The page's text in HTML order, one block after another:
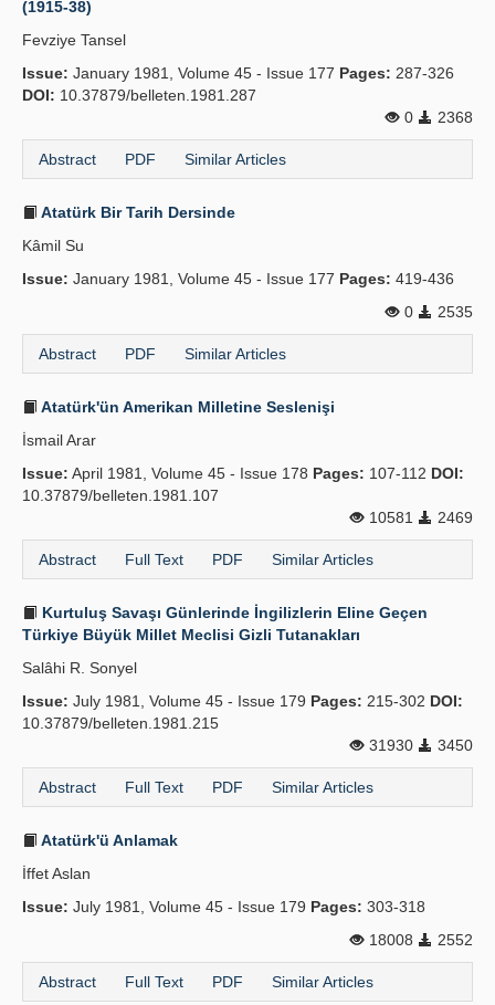
Guidelines
(1915-38)
Fevziye Tansel
Issue: January 1981, Volume 45 - Issue 177 Pages: 287-326
DOI: 10.37879/belleten.1981.287
0
2368
Abstract PDF Similar Articles
Atatürk Bir Tarih Dersinde
Kâmil Su
Issue: January 1981, Volume 45 - Issue 177 Pages: 419-436
0
2535
Abstract PDF Similar Articles
Atatürk'ün Amerikan Milletine Seslenişi
İsmail Arar
Issue: April 1981, Volume 45 - Issue 178 Pages: 107-112 DOI:
10.37879/belleten.1981.107
10581
2469
Abstract Full Text PDF Similar Articles
Kurtuluş Savaşı Günlerinde İngilizlerin Eline Geçen
Türkiye Büyük Millet Meclisi Gizli Tutanakları
Salâhi R. Sonyel
Issue: July 1981, Volume 45 - Issue 179 Pages: 215-302 DOI:
10.37879/belleten.1981.215
31930
3450
Abstract Full Text PDF Similar Articles
Atatürk'ü Anlamak
İffet Aslan
Issue: July 1981, Volume 45 - Issue 179 Pages: 303-318
18008
2552
Abstract Full Text PDF Similar Articles